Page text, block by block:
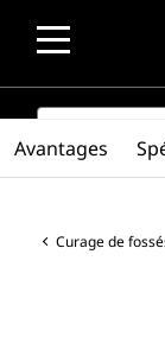
SEARCH
Curage de
Avantages